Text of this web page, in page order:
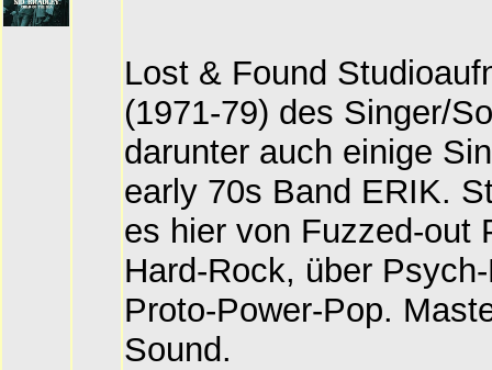
Lost & Found
(1971-79) des Singer/
darunter auch einige
early 70s Band ERIK.
es hier von Fuzzed-out
Hard-Rock, über
Proto-Power-Pop.
Sound.